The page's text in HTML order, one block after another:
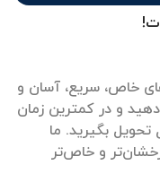
خاص، سریع، آسان و
و در کمترین زمان
بگیرید. ما
و خاص‌تر